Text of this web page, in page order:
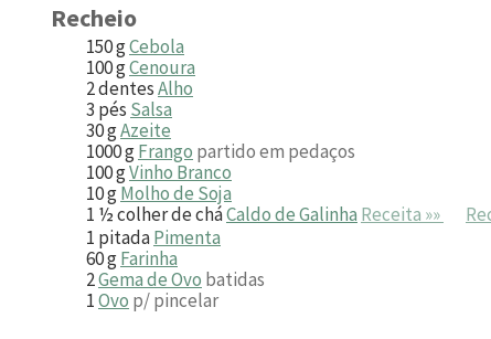
Recheio
150gCebola
100gCenoura
2dentesAlho
3 pés Salsa
30gAzeite
1000gFrango partido em pedaços
100gVinho Branco
10gMolho de Soja
1 ½colher de cháCaldo de Galinha Receita »»
1 pitadaPimenta
60gFarinha
2Gema de Ovo batidas
1Ovo p/ pincelar